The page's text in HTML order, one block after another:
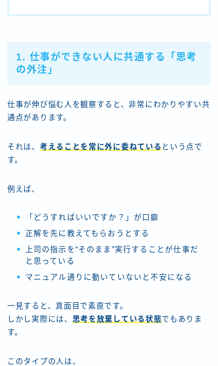
1. 仕事ができない人に共通する「思考
の外注」
仕事が伸び悩む人を観察すると、非常にわかりやすい共
通点があります。
それは、 考えることを常に外に委ねている という点で
す。
例えば、
「どうすればいいですか？」が口癖
正解を先に教えてもらおうとする
上司の指示を“そのまま”実行することが仕事だ
と思っている
マニュアル通りに動いていないと不安になる
一見すると、真面目で素直です。
しかし実際には、 思考を放棄している状態でもありま
す。
このタイプの人は、